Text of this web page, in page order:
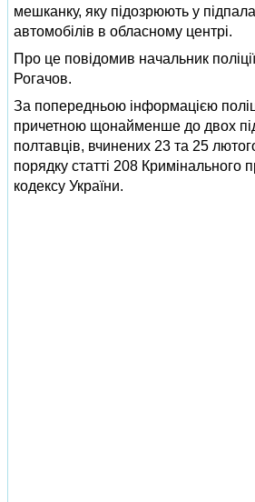
мешканку, яку підозрюють у
автомобілів в обласному центрі.
Про це повідомив начальник
Рогачов.
За попередньою інформацією
причетною щонайменше до двох
полтавців, вчинених 23 та 25
порядку статті 208 Кримінального
кодексу України.